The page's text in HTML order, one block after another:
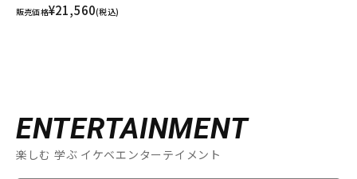
販売価格¥21,560(税込)
ENTERTAINMENT
楽しむ 学ぶ イケベエンターテイメント